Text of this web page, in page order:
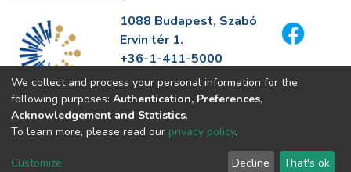
1088 Budapest, Szabó
Ervin tér 1.
+36-1-411-5000
info@fszek.hu
https://fszek.hu
We collect and process your personal information for the
following purposes: Authentication, Preferences,
Acknowledgement and Statistics.
To learn more, please read our privacy policy.
Customize Decline That's ok